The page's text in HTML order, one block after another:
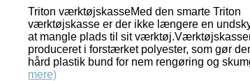
Triton værktøjskasseMed den smarte Triton
værktøjskasse er der ikke længere en
at mangle plads til sit
produceret i forstærket polyester, som gør
hård plastik bund for nem rengøring og
mere)